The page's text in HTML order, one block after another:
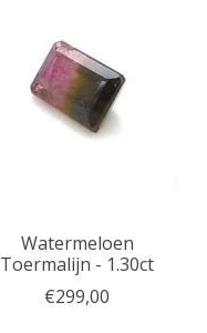
Watermeloen
Toermalijn - 1.30ct
€299,00